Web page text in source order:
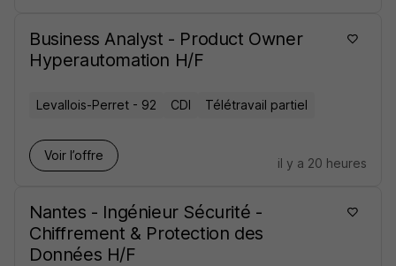
Business Analyst - Product Owner
Hyperautomation H/F
Levallois-Perret - 92 CDI Télétravail partiel
Voir l’offre
il y a 20 heures
Nantes - Ingénieur Sécurité -
Chiffrement & Protection des
Données H/F